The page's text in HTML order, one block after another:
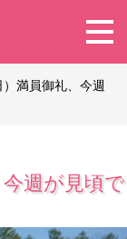
）満員御礼、今週
週が見頃で